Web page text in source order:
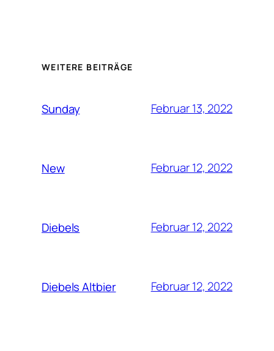
WEITERE BEITRÄGE
Sunday Februar 13, 2022
New Februar 12, 2022
Diebels Februar 12, 2022
Diebels Altbier Februar 12, 2022